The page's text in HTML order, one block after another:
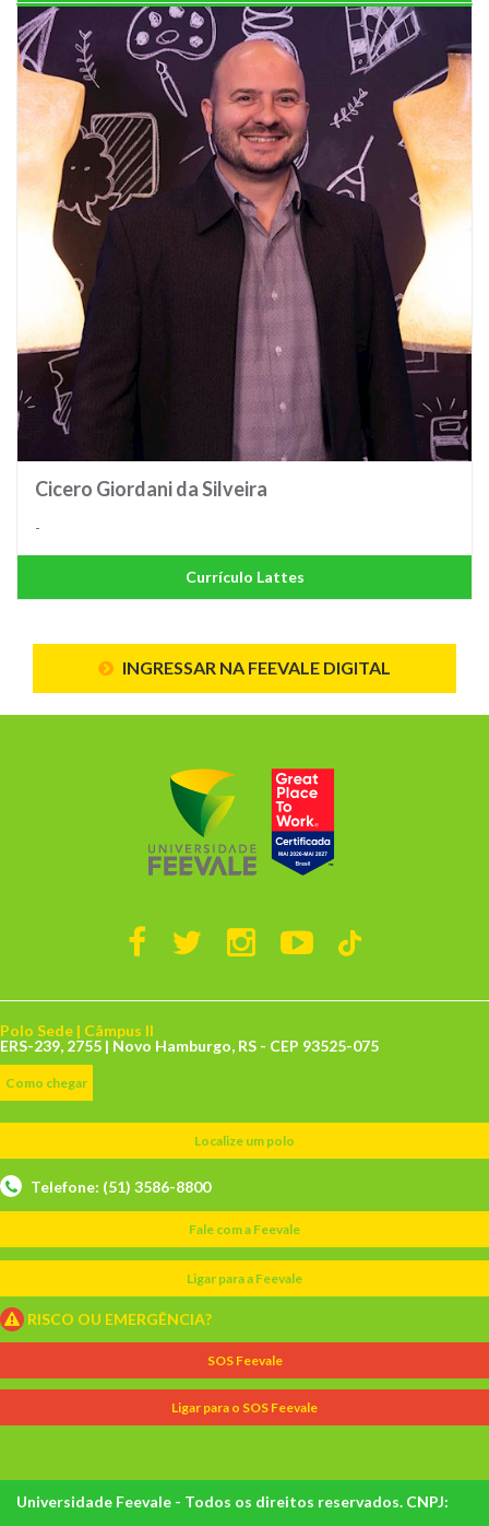
Cicero Giordani da Silveira
-
Currículo Lattes
INGRESSAR NA FEEVALE DIGITAL
Polo Sede | Câmpus II
ERS-239, 2755 | Novo Hamburgo, RS - CEP 93525-075
Como chegar
Localize um polo
Telefone: (51) 3586-8800
Fale com a Feevale
Ligar para a Feevale
RISCO OU EMERGÊNCIA?
SOS Feevale
Ligar para o SOS Feevale
Universidade Feevale - Todos os direitos reservados. CNPJ: